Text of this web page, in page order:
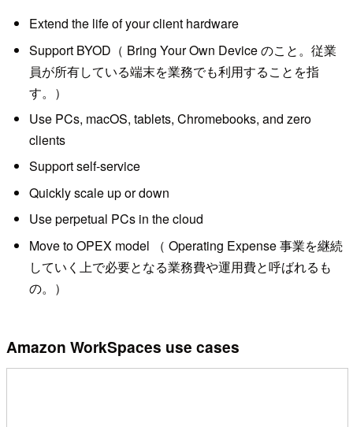
Extend the life of your client hardware
Support BYOD（ Bring Your Own Device のこと。従業
員が所有している端末を業務でも利用することを指
す。）
Use PCs, macOS, tablets, Chromebooks, and zero
clients
Support self-service
Quickly scale up or down
Use perpetual PCs in the cloud
Move to OPEX model （ Operating Expense 事業を継続
していく上で必要となる業務費や運用費と呼ばれるも
の。）
Amazon WorkSpaces use cases